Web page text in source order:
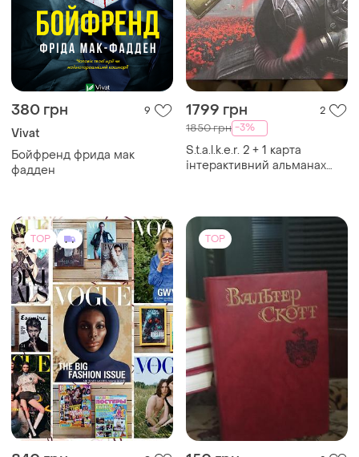
380 грн 9
Vivat
Бойфренд фрида мак
фадден
1799 грн 2
1850 грн -3%
S.t.a.l.k.e.r. 2 + 1 карта
інтерактивний альманах
TOP TOP